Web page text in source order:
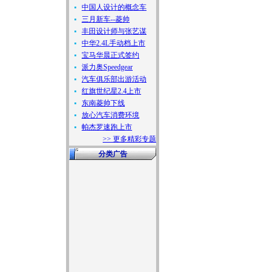
中国人设计的概念车
三月新车--菱帅
丰田设计师与张艺谋
中华2.4L手动档上市
宝马华晨正式签约
派力奥Speedgear
汽车俱乐部出游活动
红旗世纪星2.4上市
东南菱帅下线
放心汽车消费环境
帕杰罗速跑上市
>> 更多精彩专题
分类广告